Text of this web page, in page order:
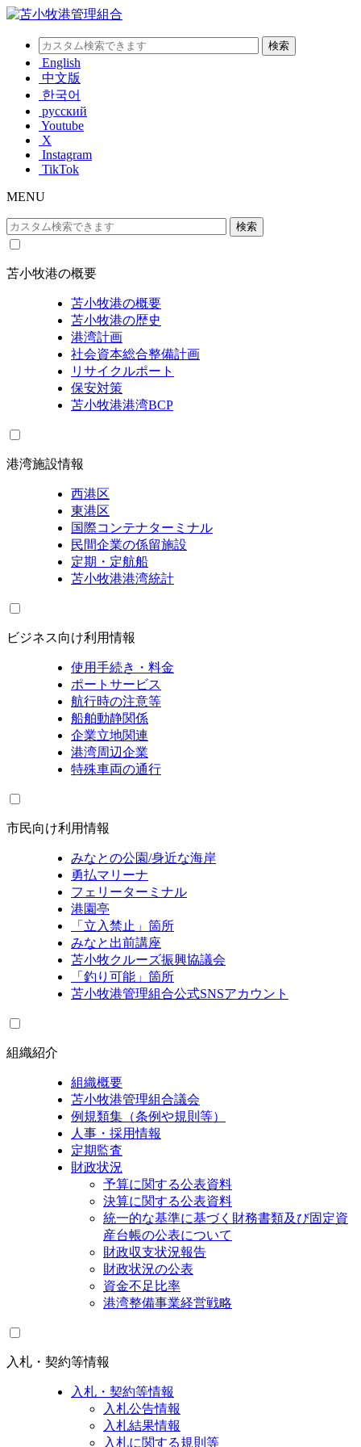
English
中文版
한국어
русский
Youtube
X
Instagram
TikTok
MENU
苫小牧港の概要
苫小牧港の概要
苫小牧港の歴史
港湾計画
社会資本総合整備計画
リサイクルポート
保安対策
苫小牧港港湾BCP
港湾施設情報
西港区
東港区
国際コンテナターミナル
民間企業の係留施設
定期・定航船
苫小牧港港湾統計
ビジネス向け利用情報
使用手続き・料金
ポートサービス
航行時の注意等
船舶動静関係
企業立地関連
港湾周辺企業
特殊車両の通行
市民向け利用情報
みなとの公園/身近な海岸
勇払マリーナ
フェリーターミナル
港園亭
「立入禁止」箇所
みなと出前講座
苫小牧クルーズ振興協議会
「釣り可能」箇所
苫小牧港管理組合公式SNSアカウント
組織紹介
組織概要
苫小牧港管理組合議会
例規類集（条例や規則等）
人事・採用情報
定期監査
財政状況
予算に関する公表資料
決算に関する公表資料
統一的な基準に基づく財務書類及び固定資
産台帳の公表について
財政収支状況報告
財政状況の公表
資金不足比率
港湾整備事業経営戦略
入札・契約等情報
入札・契約等情報
入札公告情報
入札結果情報
入札に関する規則等